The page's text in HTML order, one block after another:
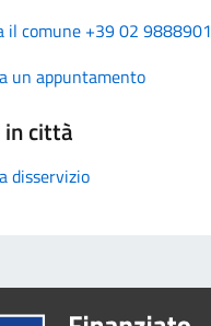
il comune +39 02 9888901
un appuntamento
città
disservizio